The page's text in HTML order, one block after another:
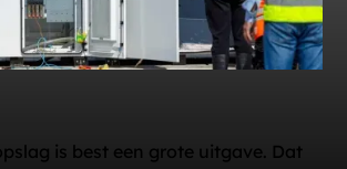
is best een grote uitgave. Dat